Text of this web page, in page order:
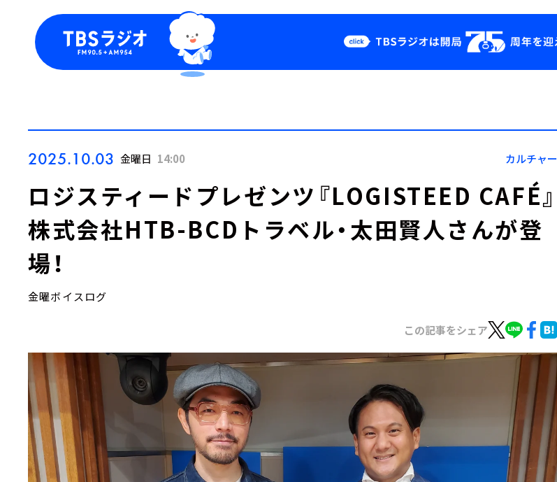
Podcast
YouTube
2025.10.03 金曜日 14:00 カルチャー
ロジスティードプレゼンツ『LOGISTEED CAFÉ』
株式会社HTB-BCDトラベル・太田賢人さんが登
場！
金曜ボイスログ
この記事をシェア